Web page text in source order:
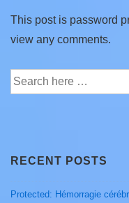
This post is password
view any comments.
Search
for:
RECENT POSTS
Protected: Hémorragie